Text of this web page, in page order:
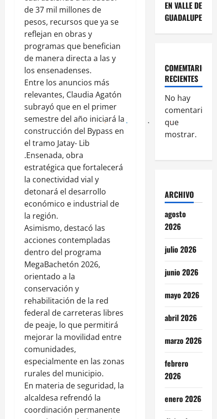
de 37 mil millones de
pesos, recursos que ya se
reflejan en obras y
programas que benefician
de manera directa a las y
los ensenadenses.
Entre los anuncios más
relevantes, Claudia Agatón
subrayó que en el primer
semestre del año iniciará la
construcción del Bypass en
el tramo Jatay- Lib
.Ensenada, obra
estratégica que fortalecerá
la conectividad vial y
detonará el desarrollo
económico e industrial de
la región.
Asimismo, destacó las
acciones contempladas
dentro del programa
MegaBachetón 2026,
orientado a la
conservación y
rehabilitación de la red
federal de carreteras libres
de peaje, lo que permitirá
mejorar la movilidad entre
comunidades,
especialmente en las zonas
rurales del municipio.
En materia de seguridad, la
alcaldesa refrendó la
coordinación permanente
EN VALLE DE
GUADALUPE
COMEMTARIOS
RECIENTES
No hay
comentarios
que
mostrar.
ARCHIVO
agosto
2026
julio 2026
junio 2026
mayo 2026
abril 2026
marzo 2026
febrero
2026
enero 2026